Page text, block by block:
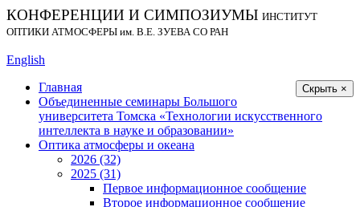
КОНФЕРЕНЦИИ И СИМПОЗИУМЫ ИНСТИТУТ
ОПТИКИ АТМОСФЕРЫ им. В.Е. ЗУЕВА СО РАН
English
Скрыть ×
Главная
Объединенные семинары Большого
университета Томска «Технологии искусственного
интеллекта в науке и образовании»
Оптика атмосферы и океана
2026 (32)
2025 (31)
Первое информационное сообщение
Второе информационное сообщение